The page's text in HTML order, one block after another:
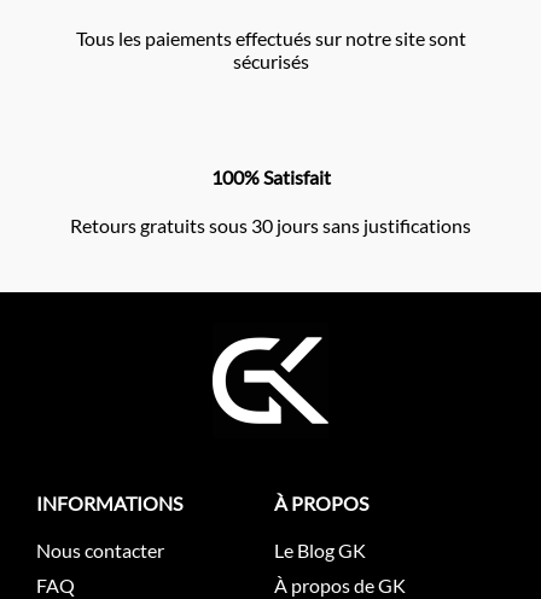
Tous les paiements effectués sur notre site sont
sécurisés
100% Satisfait
Retours gratuits sous 30 jours sans justifications
INFORMATIONS
Nous contacter
FAQ
À PROPOS
Le Blog GK
À propos de GK